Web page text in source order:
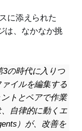
に添えられた
は、なかなか挑
3の時代に入りつ
イルを編集する
トとペアで作業
自律的に動くエ
）が、改善を